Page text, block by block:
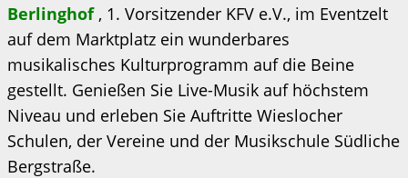
Berlinghof, 1. Vorsitzender KFV e.V., im Eventzelt
auf dem Marktplatz ein wunderbares
musikalisches Kulturprogramm auf die Beine
gestellt. Genießen Sie Live-Musik auf höchstem
Niveau und erleben Sie Auftritte Wieslocher
Schulen, der Vereine und der Musikschule Südliche
Bergstraße.